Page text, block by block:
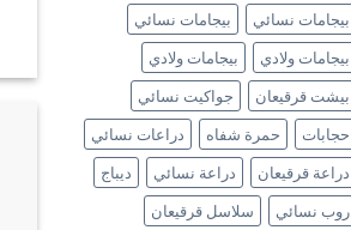
بيجامات نسائي
بيجامات نسائي
بيجامات ولادي
بيجامات ولادي
بيشت قرقيعان
جواكيت نسائي
حجابات
حمرة شفاه
دراعات نسائي
دراعة قرقيعان
دراعة نسائي
ديباج
روب نسائي
سلاسل قرقيعان